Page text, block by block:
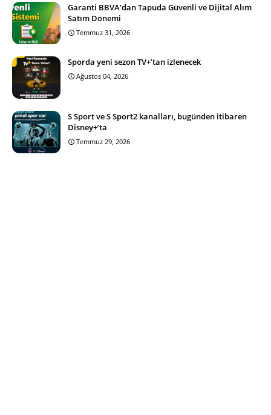
Garanti BBVA’dan Tapuda Güvenli ve Dijital Alım
Satım Dönemi
Temmuz 31, 2026
Sporda yeni sezon TV+’tan izlenecek
Ağustos 04, 2026
S Sport ve S Sport2 kanalları, bugünden itibaren
Disney+’ta
Temmuz 29, 2026